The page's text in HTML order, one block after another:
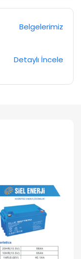
Belgelerimiz
Detaylı İncele